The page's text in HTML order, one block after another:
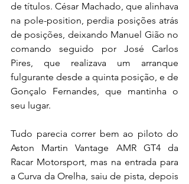
de títulos. César Machado, que alinhava
na pole-position, perdia posições atrás
de posições, deixando Manuel Gião no
comando seguido por José Carlos
Pires, que realizava um arranque
fulgurante desde a quinta posição, e de
Gonçalo Fernandes, que mantinha o
seu lugar.
Tudo parecia correr bem ao piloto do
Aston Martin Vantage AMR GT4 da
Racar Motorsport, mas na entrada para
a Curva da Orelha, saiu de pista, depois